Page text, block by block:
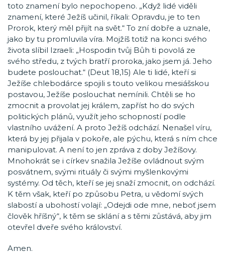
toto znamení bylo nepochopeno. „Když lidé viděli
znamení, které Ježíš učinil, říkali: Opravdu, je to ten
Prorok, který měl přijít na svět.“ To zní dobře a uznale,
jako by tu promluvila víra. Mojžíš totiž na konci svého
života slíbil Izraeli: „Hospodin tvůj Bůh ti povolá ze
svého středu, z tvých bratří proroka, jako jsem já. Jeho
budete poslouchat.“ (Deut 18,15) Ale ti lidé, kteří si
Ježíše chlebodárce spojili s touto velikou mesiášskou
postavou, Ježíše poslouchat nemínili. Chtěli se ho
zmocnit a provolat jej králem, zapříst ho do svých
politických plánů, využít jeho schopností podle
vlastního uvážení. A proto Ježíš odchází. Nenašel víru,
která by jej přijala v pokoře, ale pýchu, která s ním chce
manipulovat. A není to jen zpráva z doby Ježíšovy.
Mnohokrát se i církev snažila Ježíše ovládnout svým
posvátnem, svými rituály či svými myšlenkovými
systémy. Od těch, kteří se jej snaží zmocnit, on odchází.
K těm však, kteří po způsobu Petra, u vědomí svých
slabostí a ubohostí volají: „Odejdi ode mne, neboť jsem
člověk hříšný“, k těm se sklání a s těmi zůstává, aby jim
otevřel dveře svého království.
Amen.